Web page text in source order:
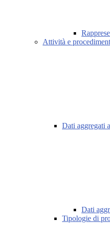
Attività e
Dati aggregati
Dati
Tipologie di